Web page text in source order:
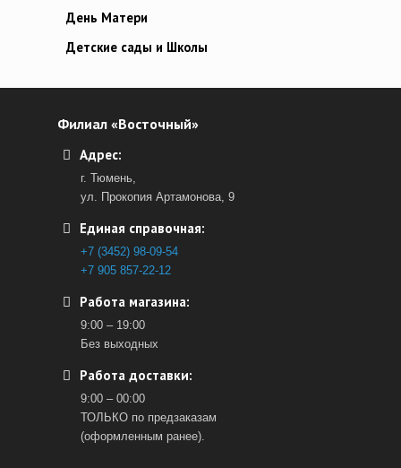
День Матери
Детские сады и Школы
Филиал «Восточный»
Адрес:
г. Тюмень,
ул. Прокопия Артамонова, 9
Единая справочная:
+7 (3452) 98-09-54
+7 905 857-22-12
Работа магазина:
9:00 – 19:00
Без выходных
Работа доставки:
9:00 – 00:00
ТОЛЬКО по предзаказам
(оформленным ранее).